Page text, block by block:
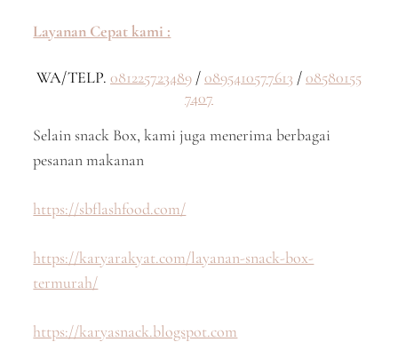
Layanan Cepat kami :
WA/TELP. 081225723489 /0895410577613 /08580155
7407
Selain snack Box, kami juga menerima berbagai
pesanan makanan
https://sbflashfood.com/
https://karyarakyat.com/layanan-snack-box-
termurah/
https://karyasnack.blogspot.com